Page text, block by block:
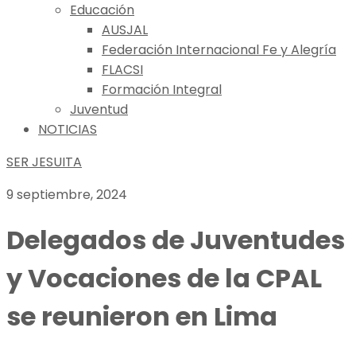
Educación
AUSJAL
Federación Internacional Fe y Alegría
FLACSI
Formación Integral
Juventud
NOTICIAS
SER JESUITA
9 septiembre, 2024
Delegados de Juventudes
y Vocaciones de la CPAL
se reunieron en Lima